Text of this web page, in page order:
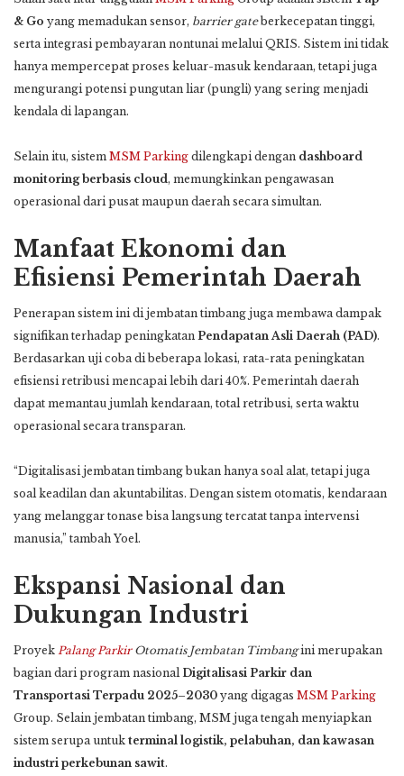
& Go yang memadukan sensor, barrier gateberkecepatan tinggi,
serta integrasi pembayaran nontunai melalui QRIS. Sistem ini tidak
hanya mempercepat proses keluar-masuk kendaraan, tetapi juga
mengurangi potensi pungutan liar (pungli) yang sering menjadi
kendala di lapangan.
Selain itu, sistem MSM Parking dilengkapi dengan dashboard
monitoring berbasis cloud , memungkinkan pengawasan
operasional dari pusat maupun daerah secara simultan.
Manfaat Ekonomi dan
Efisiensi Pemerintah Daerah
Penerapan sistem ini di jembatan timbang juga membawa dampak
signifikan terhadap peningkatan Pendapatan Asli Daerah (PAD).
Berdasarkan uji coba di beberapa lokasi, rata-rata peningkatan
efisiensi retribusi mencapai lebih dari 40%. Pemerintah daerah
dapat memantau jumlah kendaraan, total retribusi, serta waktu
operasional secara transparan.
“Digitalisasi jembatan timbang bukan hanya soal alat, tetapi juga
soal keadilan dan akuntabilitas. Dengan sistem otomatis, kendaraan
yang melanggar tonase bisa langsung tercatat tanpa intervensi
manusia,” tambah Yoel.
Ekspansi Nasional dan
Dukungan Industri
Proyek Palang ParkirOtomatis Jembatan Timbangini merupakan
bagian dari program nasional Digitalisasi Parkir dan
Transportasi Terpadu 2025–2030 yang digagas MSM Parking
Group. Selain jembatan timbang, MSM juga tengah menyiapkan
sistem serupa untuk terminal logistik, pelabuhan, dan kawasan
industri perkebunan sawit.